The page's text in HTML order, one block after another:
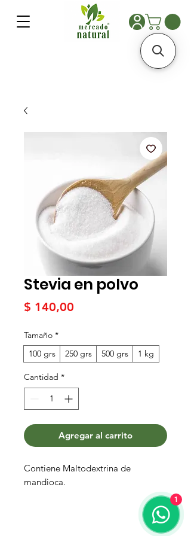
Stevia en polvo
$ 140,00
Tamaño *
100 grs
250 grs 500 grs 1 kg
Cantidad *
Agregar al carrito
Contiene Maltodextrina de
mandioca.
1